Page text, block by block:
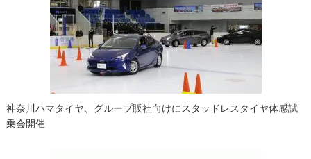
神奈川ハマタイヤ、グループ販社向けにスタッドレスタイヤ体感試
乗会開催